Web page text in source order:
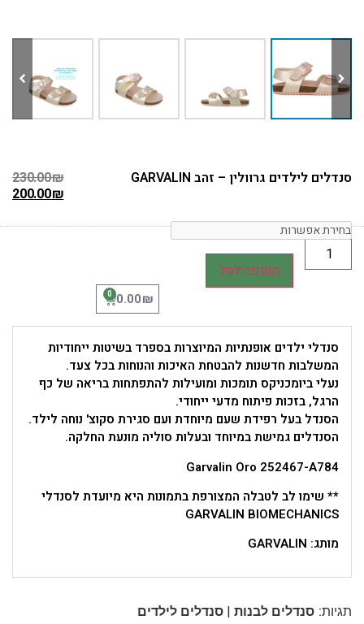
סנדלים לילדים גרוולין – זהב GARVALIN 230.00₪
200.00₪
הוספה לסל
0.00₪
0
סנדלי ילדים אופנתיות המיוצרות בספרד בשיטות ייחודיות
המשלבות חדשנות להבטחת האיכות והנוחות בכל צעד.
נעלי ביומכניקס תומכות ומועילות להתפתחות בריאה של כף
הרגל, בזכות פיתוח מדעי ייחודי.
הסנדל בעל רפידת שעם מיוחדת ועם סגירת סקוצ' נוחה לילד.
הסנדלים גמישת במיוחד ובעלות סוליה מונעת החלקה.
Garvalin Oro 252467-A784
** שימו לב לטבלה המצורפת בתמונות היא מיועדת לסנדלי
GARVALIN BIOMECHANICS
מותג: GARVALIN
תגיות: סנדלים לבנות | סנדלים לילדים